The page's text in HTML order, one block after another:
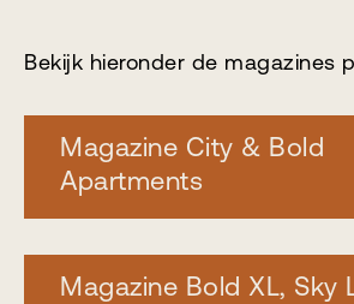
Bekijk hieronder de magazines
Magazine City & Bold
Apartments
Magazine Bold XL, Sky